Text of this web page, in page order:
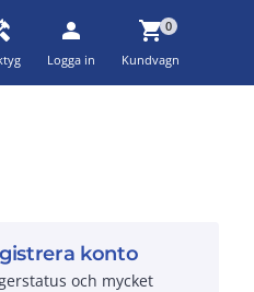
person
Logga in
shopping_cart0
Kundvagn
konto
och mycket